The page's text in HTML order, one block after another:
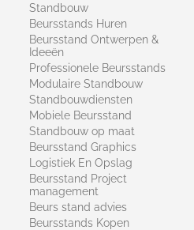
Standbouw
Beursstands Huren
Beursstand Ontwerpen &
Ideeën
Professionele Beursstands
Modulaire Standbouw
Standbouwdiensten
Mobiele Beursstand
Standbouw op maat​
Beursstand Graphics
Logistiek En Opslag
Beursstand Project
management
Beurs stand advies
Beursstands Kopen